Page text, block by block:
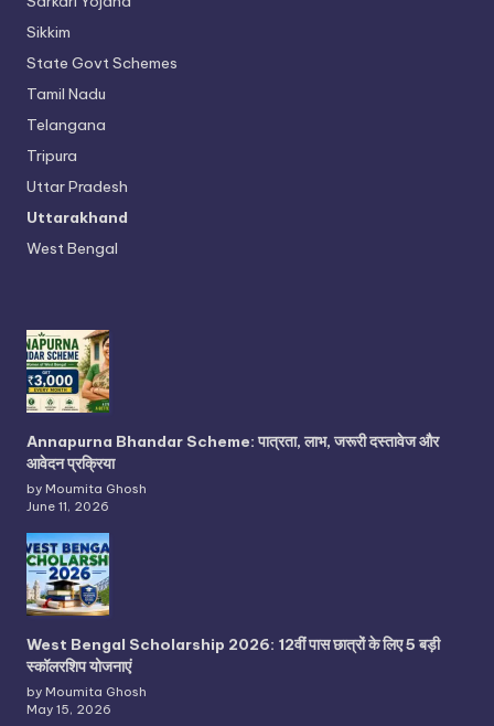
Sikkim
State Govt Schemes
Tamil Nadu
Telangana
Tripura
Uttar Pradesh
Uttarakhand
West Bengal
Annapurna Bhandar Scheme: पात्रता, लाभ, जरूरी दस्तावेज और
आवेदन प्रक्रिया
by Moumita Ghosh
June 11, 2026
West Bengal Scholarship 2026: 12वीं पास छात्रों के लिए 5 बड़ी
स्कॉलरशिप योजनाएं
by Moumita Ghosh
May 15, 2026